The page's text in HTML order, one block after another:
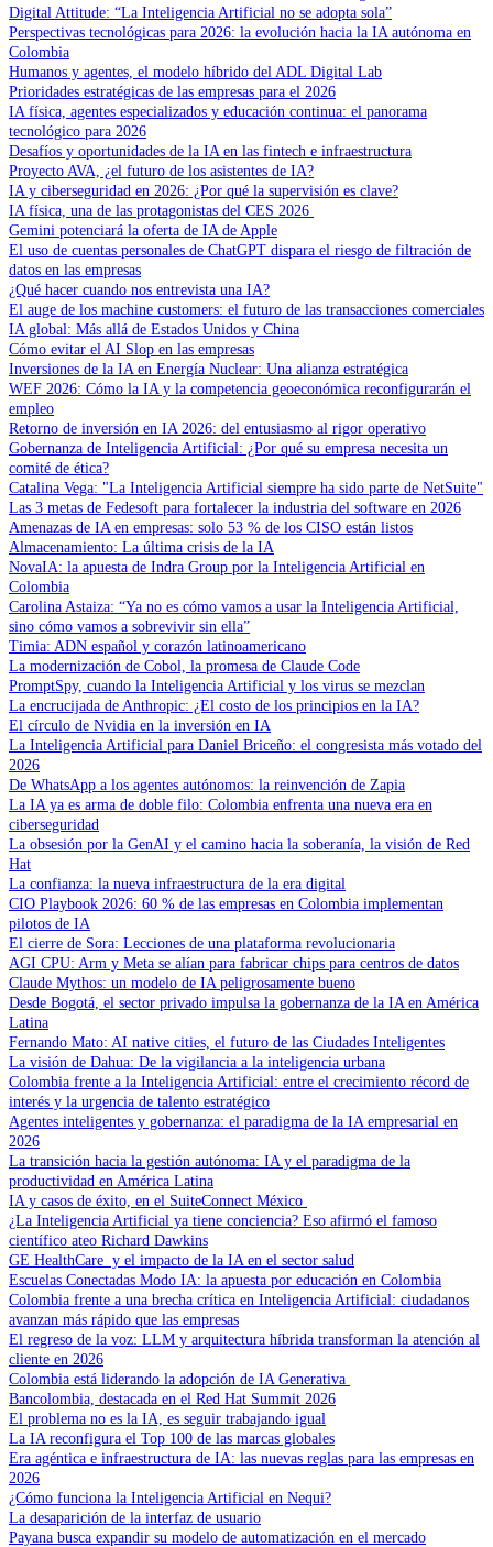
Digital Attitude: “La Inteligencia Artificial no se adopta sola”
Perspectivas tecnológicas para 2026: la evolución hacia la IA autónoma en
Colombia
Humanos y agentes, el modelo híbrido del ADL Digital Lab
Prioridades estratégicas de las empresas para el 2026
IA física, agentes especializados y educación continua: el panorama
tecnológico para 2026
Desafíos y oportunidades de la IA en las fintech e infraestructura
Proyecto AVA, ¿el futuro de los asistentes de IA?
IA y ciberseguridad en 2026: ¿Por qué la supervisión es clave?
IA física, una de las protagonistas del CES 2026
Gemini potenciará la oferta de IA de Apple
El uso de cuentas personales de ChatGPT dispara el riesgo de filtración de
datos en las empresas
¿Qué hacer cuando nos entrevista una IA?
El auge de los machine customers: el futuro de las transacciones comerciales
IA global: Más allá de Estados Unidos y China
Cómo evitar el AI Slop en las empresas
Inversiones de la IA en Energía Nuclear: Una alianza estratégica
WEF 2026: Cómo la IA y la competencia geoeconómica reconfigurarán el
empleo
Retorno de inversión en IA 2026: del entusiasmo al rigor operativo
Gobernanza de Inteligencia Artificial: ¿Por qué su empresa necesita un
comité de ética?
Catalina Vega: "La Inteligencia Artificial siempre ha sido parte de NetSuite"
Las 3 metas de Fedesoft para fortalecer la industria del software en 2026
Amenazas de IA en empresas: solo 53 % de los CISO están listos
Almacenamiento: La última crisis de la IA
NovaIA: la apuesta de Indra Group por la Inteligencia Artificial en
Colombia
Carolina Astaiza: “Ya no es cómo vamos a usar la Inteligencia Artificial,
sino cómo vamos a sobrevivir sin ella”
Timia: ADN español y corazón latinoamericano
La modernización de Cobol, la promesa de Claude Code
PromptSpy, cuando la Inteligencia Artificial y los virus se mezclan
La encrucijada de Anthropic: ¿El costo de los principios en la IA?
El círculo de Nvidia en la inversión en IA
La Inteligencia Artificial para Daniel Briceño: el congresista más votado del
2026
De WhatsApp a los agentes autónomos: la reinvención de Zapia
La IA ya es arma de doble filo: Colombia enfrenta una nueva era en
ciberseguridad
La obsesión por la GenAI y el camino hacia la soberanía, la visión de Red
Hat
La confianza: la nueva infraestructura de la era digital
CIO Playbook 2026: 60 % de las empresas en Colombia implementan
pilotos de IA
El cierre de Sora: Lecciones de una plataforma revolucionaria
AGI CPU: Arm y Meta se alían para fabricar chips para centros de datos
Claude Mythos: un modelo de IA peligrosamente bueno
Desde Bogotá, el sector privado impulsa la gobernanza de la IA en América
Latina
Fernando Mato: AI native cities, el futuro de las Ciudades Inteligentes
La visión de Dahua: De la vigilancia a la inteligencia urbana
Colombia frente a la Inteligencia Artificial: entre el crecimiento récord de
interés y la urgencia de talento estratégico
Agentes inteligentes y gobernanza: el paradigma de la IA empresarial en
2026
La transición hacia la gestión autónoma: IA y el paradigma de la
productividad en América Latina
IA y casos de éxito, en el SuiteConnect México
¿La Inteligencia Artificial ya tiene conciencia? Eso afirmó el famoso
científico ateo Richard Dawkins
GE HealthCare y el impacto de la IA en el sector salud
Escuelas Conectadas Modo IA: la apuesta por educación en Colombia
Colombia frente a una brecha crítica en Inteligencia Artificial: ciudadanos
avanzan más rápido que las empresas
El regreso de la voz: LLM y arquitectura híbrida transforman la atención al
cliente en 2026
Colombia está liderando la adopción de IA Generativa
Bancolombia, destacada en el Red Hat Summit 2026
El problema no es la IA, es seguir trabajando igual
La IA reconfigura el Top 100 de las marcas globales
Era agéntica e infraestructura de IA: las nuevas reglas para las empresas en
2026
¿Cómo funciona la Inteligencia Artificial en Nequi?
La desaparición de la interfaz de usuario
Payana busca expandir su modelo de automatización en el mercado